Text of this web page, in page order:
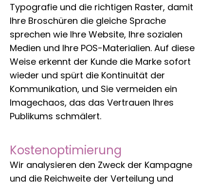
Typografie und die richtigen Raster, damit
Ihre Broschüren die gleiche Sprache
sprechen wie Ihre Website, Ihre sozialen
Medien und Ihre POS-Materialien. Auf diese
Weise erkennt der Kunde die Marke sofort
wieder und spürt die Kontinuität der
Kommunikation, und Sie vermeiden ein
Imagechaos, das das Vertrauen Ihres
Publikums schmälert.
Kostenoptimierung
Wir analysieren den Zweck der Kampagne
und die Reichweite der Verteilung und